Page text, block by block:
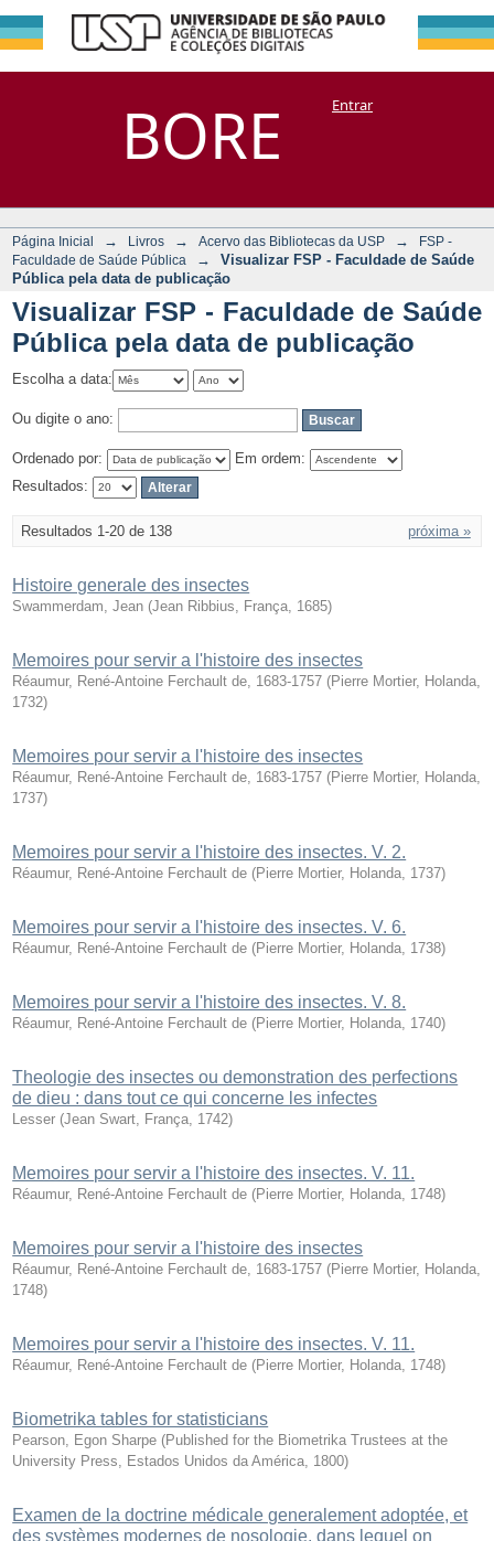
BORE
Visualizar FSP -
Faculdade de
Saúde Pública pela
DSpace/Manakin + CoriscoEntrar
Página Inicial → Livros → Acervo das Bibliotecas da USP →
FSP -
Faculdade de Saúde Pública
→
Visualizar FSP - Faculdade de Saúde
Pública pela data de publicação
Visualizar FSP - Faculdade de Saúde
Pública pela data de publicação
Escolha a data:
Ou digite o ano:
Ordenado por:
Em ordem:
Resultados:
Resultados 1-20 de 138 próxima »
Histoire generale des insectes
Swammerdam, Jean (Jean Ribbius, França 1685)
Memoires pour servir a l'histoire des insectes
Réaumur, René-Antoine Ferchault de, 1683-1757 (Pierre Mortier, Holanda
1732)
Memoires pour servir a l'histoire des insectes
Réaumur, René-Antoine Ferchault de, 1683-1757 (Pierre Mortier, Holanda
1737)
Memoires pour servir a l'histoire des insectes. V. 2.
Réaumur, René-Antoine Ferchault de (Pierre Mortier, Holanda 1737)
Memoires pour servir a l'histoire des insectes. V. 6.
Réaumur, René-Antoine Ferchault de (Pierre Mortier, Holanda 1738)
Memoires pour servir a l'histoire des insectes. V. 8.
Réaumur, René-Antoine Ferchault de (Pierre Mortier, Holanda 1740)
Theologie des insectes ou demonstration des perfections
de dieu : dans tout ce qui concerne les infectes
Lesser (Jean Swart, França 1742)
Memoires pour servir a l'histoire des insectes. V. 11.
Réaumur, René-Antoine Ferchault de (Pierre Mortier, Holanda 1748)
Memoires pour servir a l'histoire des insectes
Réaumur, René-Antoine Ferchault de, 1683-1757 (Pierre Mortier, Holanda
1748)
Memoires pour servir a l'histoire des insectes. V. 11.
Réaumur, René-Antoine Ferchault de (Pierre Mortier, Holanda 1748)
Biometrika tables for statisticians
Pearson, Egon Sharpe (Published for the Biometrika Trustees at the
University Press, Estados Unidos da América 1800)
Examen de la doctrine médicale generalement adoptée, et
des systèmes modernes de nosologie, dans lequel on